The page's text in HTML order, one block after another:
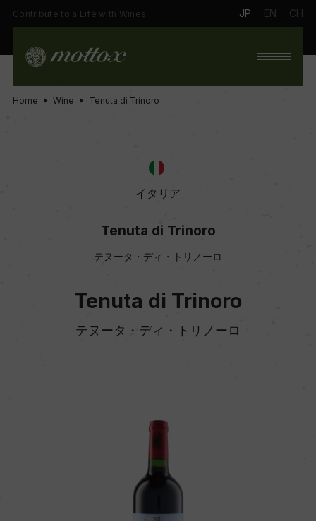
Contribute to a Life with Wines. JP EN CH
Home Wine Tenuta di Trinoro
イタリア
Tenuta di Trinoro
テヌータ・ディ・トリノーロ
Tenuta di Trinoro
テヌータ・ディ・トリノーロ